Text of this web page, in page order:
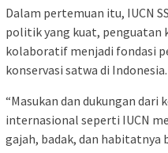
Dalam pertemuan itu, IUCN
politik yang kuat, penguatan
kolaboratif menjadi fondasi
konservasi satwa di Indonesia.
“Masukan dan dukungan dari
internasional seperti IUCN
gajah, badak, dan habitatnya